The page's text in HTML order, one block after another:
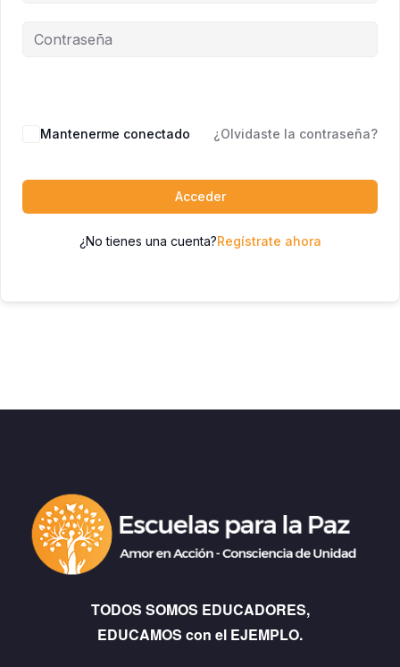
Mantenerme conectado ¿Olvidaste la contraseña?
Acceder
¿No tienes una cuenta?Regístrate ahora
TODOS SOMOS EDUCADORES,
EDUCAMOS con el EJEMPLO.